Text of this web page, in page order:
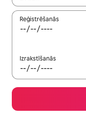
Reģistrēšanās
Izrakstīšanās